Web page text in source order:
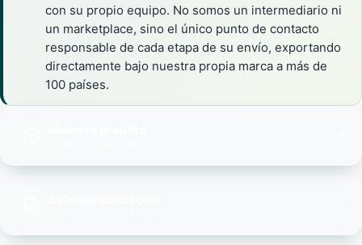
con su propio equipo. No somos un intermediario ni
un marketplace, sino el único punto de contacto
responsable de cada etapa de su envío, exportando
directamente bajo nuestra propia marca a más de
100 países.